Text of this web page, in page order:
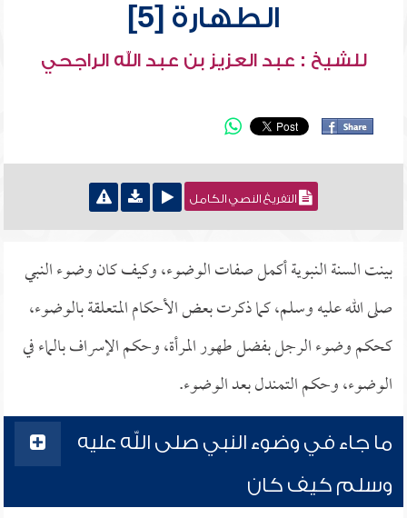
الطهارة [5]
للشيخ : عبد العزيز بن عبد الله الراجحي
التفريغ النصي الكامل
بينت السنة النبوية أكمل صفات الوضوء، وكيف كان وضوء النبي
صلى الله عليه وسلم، كما ذكرت بعض الأحكام المتعلقة بالوضوء،
كحكم وضوء الرجل بفضل طهور المرأة، وحكم الإسراف بالماء في
الوضوء، وحكم التمندل بعد الوضوء.
ما جاء في وضوء النبي صلى الله عليه
وسلم كيف كان